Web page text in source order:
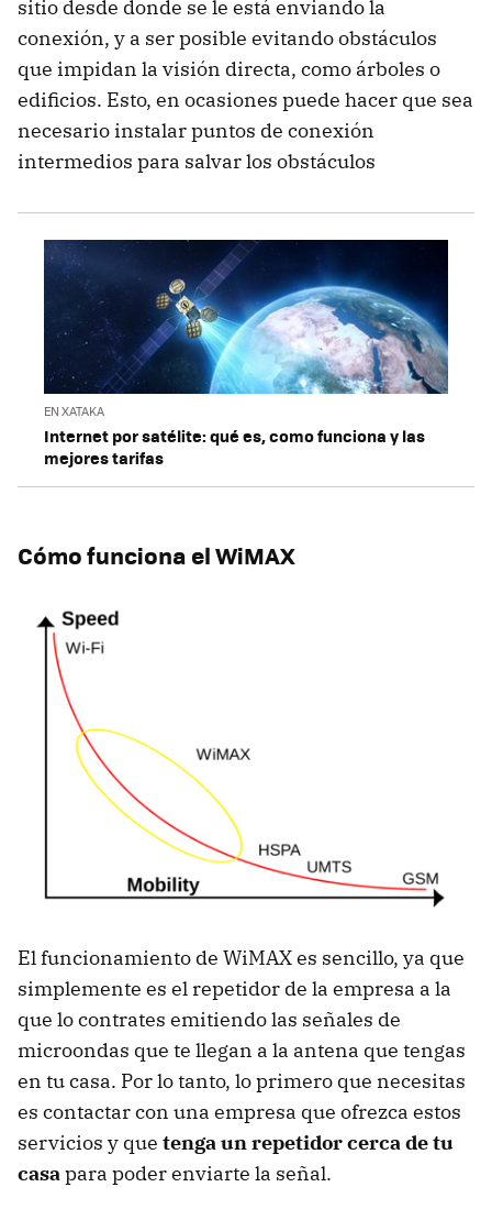
sitio desde donde se le está enviando la
conexión, y a ser posible evitando obstáculos
que impidan la visión directa, como árboles o
edificios. Esto, en ocasiones puede hacer que sea
necesario instalar puntos de conexión
intermedios para salvar los obstáculos
EN XATAKA
Internet por satélite: qué es, como funciona y las
mejores tarifas
Cómo funciona el WiMAX
El funcionamiento de WiMAX es sencillo, ya que
simplemente es el repetidor de la empresa a la
que lo contrates emitiendo las señales de
microondas que te llegan a la antena que tengas
en tu casa. Por lo tanto, lo primero que necesitas
es contactar con una empresa que ofrezca estos
servicios y que tenga un repetidor cerca de tu
casapara poder enviarte la señal.